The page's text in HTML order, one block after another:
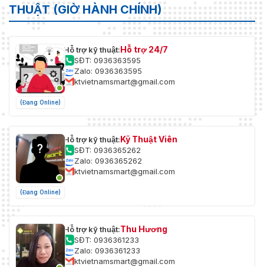
THUẬT (GIỜ HÀNH CHÍNH)
(Đang Online)
Hỗ trợ kỹ thuật:Hỗ trợ 24/7
SĐT: 0936363595
Zalo: 0936363595
ktvietnamsmart@gmail.com
(Đang Online)
Hỗ trợ kỹ thuật:Kỹ Thuật Viên
SĐT: 0936365262
Zalo: 0936365262
ktvietnamsmart@gmail.com
Hỗ trợ kỹ thuật:Thu Hương
SĐT: 0936361233
Zalo: 0936361233
ktvietnamsmart@gmail.com